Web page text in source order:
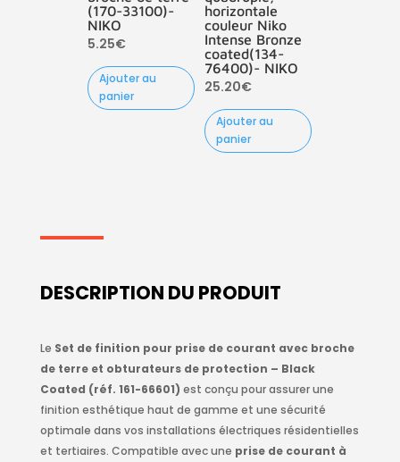
(170-33100)-
NIKO
5.25€
Ajouter au
panier
horizontale
couleur Niko
Intense Bronze
coated(134-
76400)- NIKO
25.20€
Ajouter au
panier
DESCRIPTION DU PRODUIT
Le Set de finition pour prise de courant avec broche
de terre et obturateurs de protection – Black
Coated (réf. 161-66601) est conçu pour assurer une
finition esthétique haut de gamme et une sécurité
optimale dans vos installations électriques résidentielles
et tertiaires. Compatible avec une prise de courant à